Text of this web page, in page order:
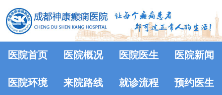
医院首页 医院概况 医院医生 医院新闻
医院环境 来院路线 就诊流程 预约医生